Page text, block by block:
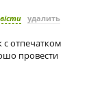
удалить
отпечатком
провести